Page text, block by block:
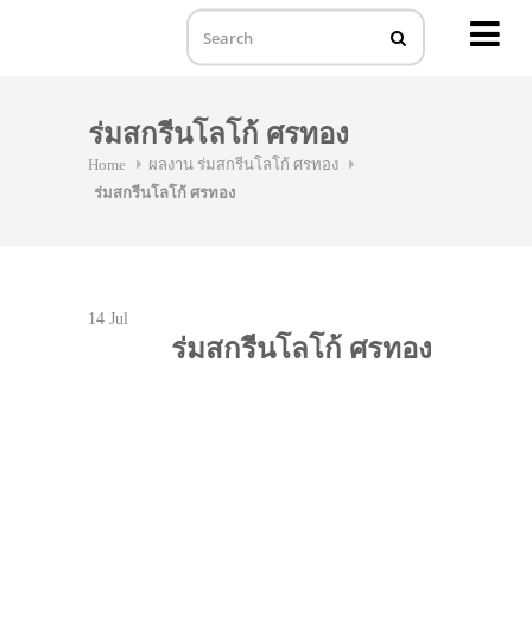
ร่มสกรีนโลโก้ ศรทอง
Home
ผลงาน ร่มสกรีนโลโก้ ศรทอง
ร่มสกรีนโลโก้ ศรทอง
14 Jul
ร่มสกรีนโลโก้ ศรทอง